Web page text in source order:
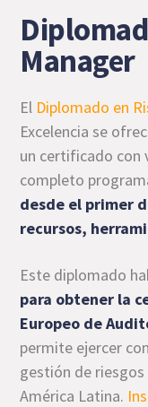
Manager
El Diplomado en
Excelencia se
un certificado con
completo
desde el primer
recursos,
Este diplomado
para obtener la
Europeo de
permite ejercer
gestión de riesgos
América Latina.